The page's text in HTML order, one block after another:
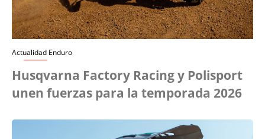
Actualidad Enduro
Husqvarna Factory Racing y Polisport
unen fuerzas para la temporada 2026